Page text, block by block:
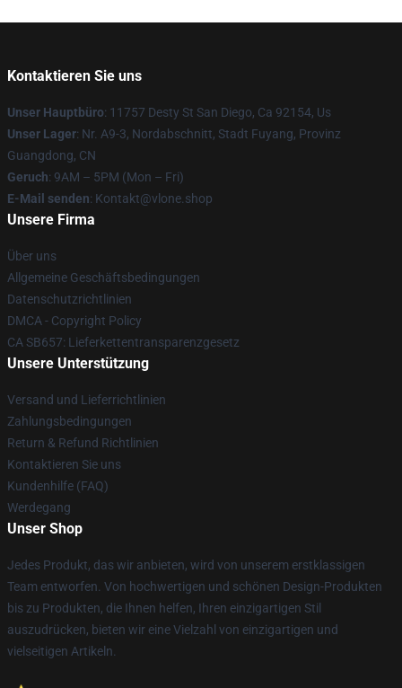
Kontaktieren Sie uns
Unser Hauptbüro: 11757 Desty St San Diego, Ca 92154, Us
Unser Lager: Nr. A9-3, Nordabschnitt, Stadt Fuyang, Provinz
Guangdong, CN
Geruch: 9AM – 5PM (Mon – Fri)
E-Mail senden: Kontakt@vlone.shop
Unsere Firma
Über uns
Allgemeine Geschäftsbedingungen
Datenschutzrichtlinien
DMCA - Copyright Policy
CA SB657: Lieferkettentransparenzgesetz
Unsere Unterstützung
Versand und Lieferrichtlinien
Zahlungsbedingungen
Return & Refund Richtlinien
Kontaktieren Sie uns
Kundenhilfe (FAQ)
Werdegang
Unser Shop
Jedes Produkt, das wir anbieten, wird von unserem erstklassigen
Team entworfen. Von hochwertigen und schönen Design-Produkten
bis zu Produkten, die Ihnen helfen, Ihren einzigartigen Stil
auszudrücken, bieten wir eine Vielzahl von einzigartigen und
vielseitigen Artikeln.